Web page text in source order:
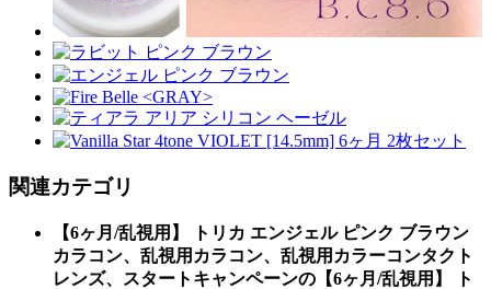
関連カテゴリ
【6ヶ月/乱視用】 トリカ エンジェル ピンク ブラウン
カラコン、乱視用カラコン、乱視用カラーコンタクト
レンズ、スタートキャンペーンの【6ヶ月/乱視用】 ト